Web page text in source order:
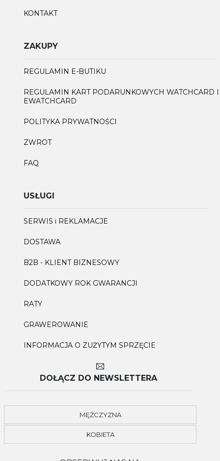
KONTAKT
ZAKUPY
REGULAMIN E-BUTIKU
REGULAMIN KART PODARUNKOWYCH WATCHCARD I
EWATCHCARD
POLITYKA PRYWATNOŚCI
ZWROT
FAQ
USŁUGI
SERWIS i REKLAMACJE
DOSTAWA
B2B - KLIENT BIZNESOWY
DODATKOWY ROK GWARANCJI
RATY
GRAWEROWANIE
INFORMACJA O ZUŻYTYM SPRZĘCIE
DOŁĄCZ DO NEWSLETTERA
MĘŻCZYZNA
KOBIETA